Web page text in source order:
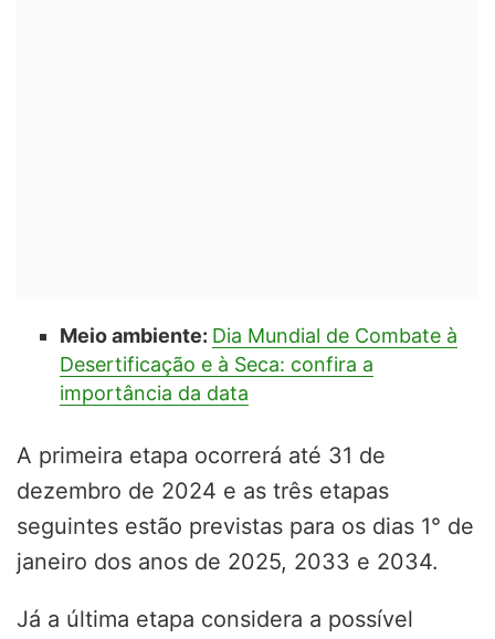
Meio ambiente: Dia Mundial de Combate à
Desertificação e à Seca: confira a
importância da data
A primeira etapa ocorrerá até 31 de
dezembro de 2024 e as três etapas
seguintes estão previstas para os dias 1° de
janeiro dos anos de 2025, 2033 e 2034.
Já a última etapa considera a possível